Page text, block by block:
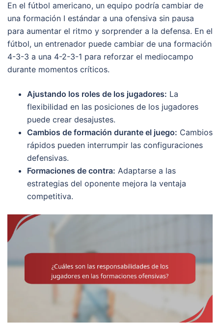
En el fútbol americano, un equipo podría cambiar de
una formación I estándar a una ofensiva sin pausa
para aumentar el ritmo y sorprender a la defensa. En el
fútbol, un entrenador puede cambiar de una formación
4-3-3 a una 4-2-3-1 para reforzar el mediocampo
durante momentos críticos.
Ajustando los roles de los jugadores: La
flexibilidad en las posiciones de los jugadores
puede crear desajustes.
Cambios de formación durante el juego: Cambios
rápidos pueden interrumpir las configuraciones
defensivas.
Formaciones de contra: Adaptarse a las
estrategias del oponente mejora la ventaja
competitiva.